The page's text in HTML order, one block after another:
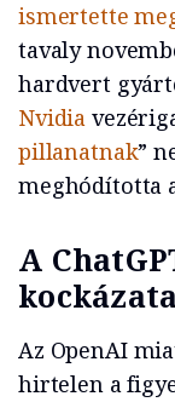
ismertette
tavaly
hardvert
Nvidia
pillanatnak”
meghódította
A
Az OpenAI
hirtelen a